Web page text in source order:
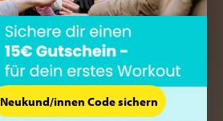
Neukund/innen Code sichern